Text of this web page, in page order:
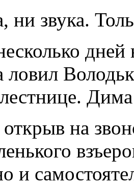
ни звука.
Дима
на
и